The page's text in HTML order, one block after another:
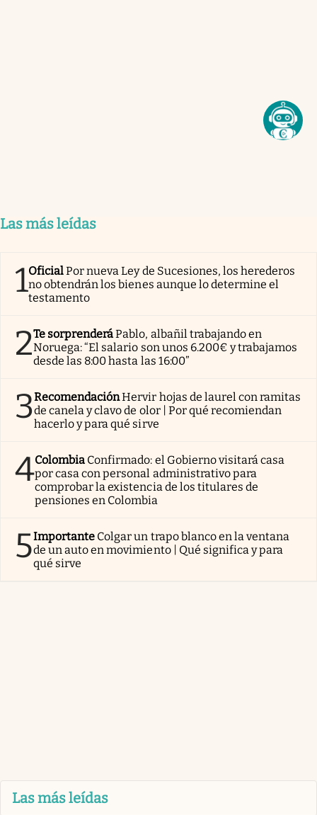
Las más leídas
1OficialPor nueva Ley de Sucesiones, los herederos
no obtendrán los bienes aunque lo determine el
testamento
2Te sorprenderáPablo, albañil trabajando en
Noruega: “El salario son unos 6.200€ y trabajamos
desde las 8:00 hasta las 16:00”
3RecomendaciónHervir hojas de laurel con ramitas
de canela y clavo de olor | Por qué recomiendan
hacerlo y para qué sirve
4Colombia Confirmado: el Gobierno visitará casa
por casa con personal administrativo para
comprobar la existencia de los titulares de
pensiones en Colombia
5Importante Colgar un trapo blanco en la ventana
de un auto en movimiento | Qué significa y para
qué sirve
Las más leídas